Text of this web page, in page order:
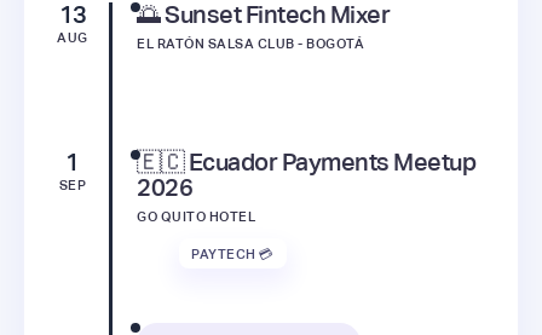
13
AUG
🌅 Sunset Fintech Mixer
EL RATÓN SALSA CLUB - BOGOTÁ
1
SEP
🇪🇨 Ecuador Payments Meetup
2026
GO QUITO HOTEL
PAYTECH 💳